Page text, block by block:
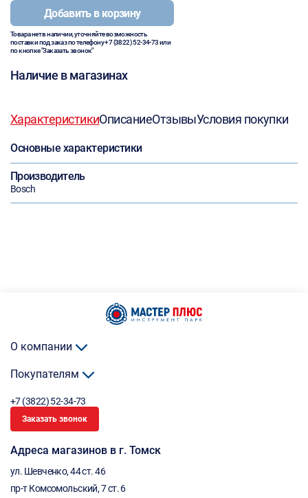
Добавить в корзину
Товара нет в наличии, уточняйте возможность
поставки под заказ по телефону+7 (3822) 52-34-73или
по кнопке "Заказать звонок"
Наличие в магазинах
ХарактеристикиОписаниеОтзывыУсловия покупки
Основные характеристики
Производитель
Bosch
О компании
Покупателям
+7 (3822) 52-34-73
Заказать звонок
Адреса магазинов в г. Томск
ул. Шевченко, 44 ст. 46
пр-т Комсомольский, 7 ст. 6